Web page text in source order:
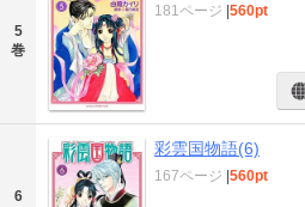
5
巻
181ページ |560pt
6
彩雲国物語(6)
167ページ |560pt